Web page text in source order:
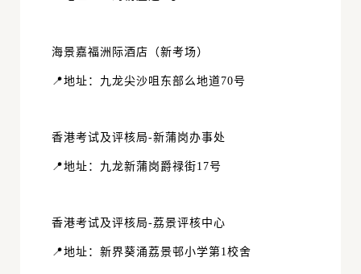
海景嘉福洲际酒店（新考场）
📍地址：九龙尖沙咀东部么地道70号
香港考试及评核局-新蒲岗办事处
📍地址：九龙新蒲岗爵禄街17号
香港考试及评核局-荔景评核中心
📍地址：新界葵涌荔景邨小学第1校舍